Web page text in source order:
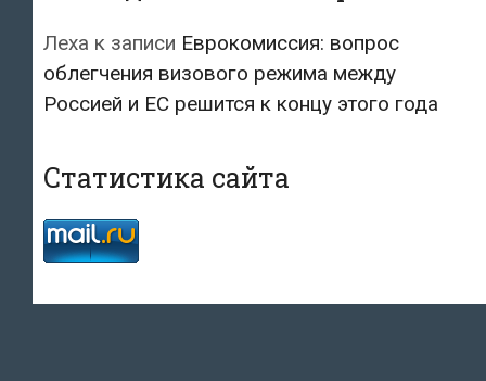
Леха к записи Еврокомиссия: вопрос
облегчения визового режима между
Россией и ЕС решится к концу этого года
Статистика сайта